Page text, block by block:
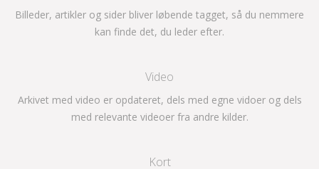
Billeder, artikler og sider bliver løbende tagget, så du nemmere
kan finde det, du leder efter.
Video
Arkivet med video er opdateret, dels med egne vidoer og dels
med relevante videoer fra andre kilder.
Kort